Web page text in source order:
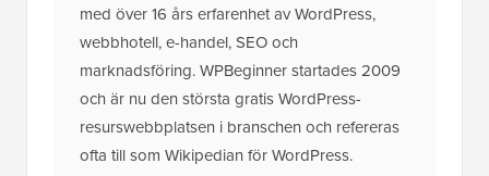
med över 16 års erfarenhet av WordPress,
webbhotell, e-handel, SEO och
marknadsföring. WPBeginner startades 2009
och är nu den största gratis WordPress-
resurswebbplatsen i branschen och refereras
ofta till som Wikipedian för WordPress.